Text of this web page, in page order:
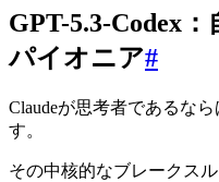
GPT-5.3-Codex
パイオニア#
Claudeが思考者であるな
す。
その中核的なブレークスル